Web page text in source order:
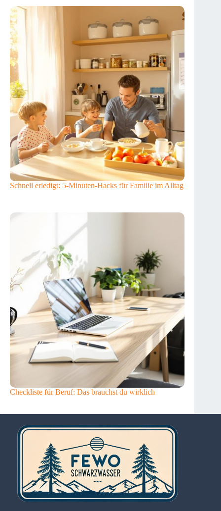
Schnell erledigt: 5-Minuten-Hacks für Familie im Alltag
Checkliste für Beruf: Das brauchst du wirklich